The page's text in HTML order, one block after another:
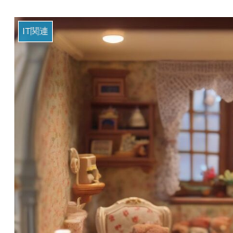
IT関連